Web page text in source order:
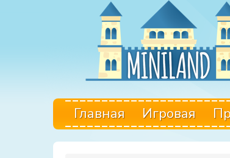
Главная Игровая